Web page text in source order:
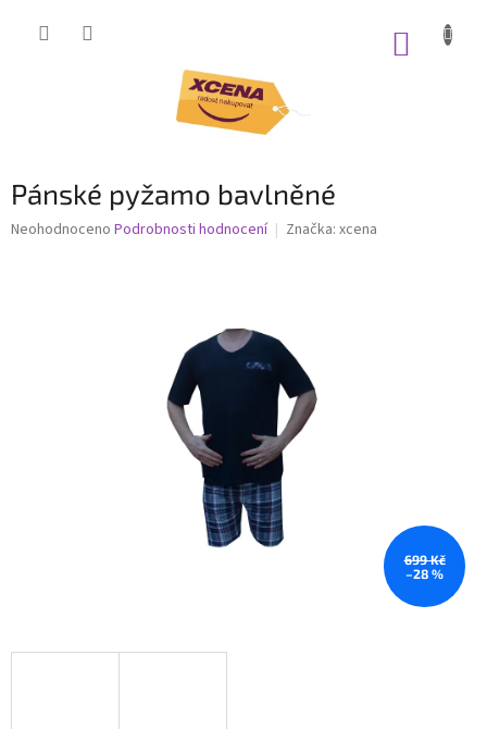
Pánské pyžamo bavlněné
Průměrné
Neohodnoceno Podrobnosti hodnocení Značka: xcena
699 Kč
–28 %